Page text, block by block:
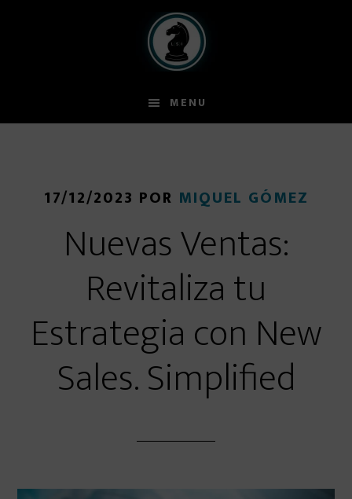
MENU
17/12/2023 POR MIQUEL GÓMEZ
Nuevas Ventas:
Revitaliza tu
Estrategia con New
Sales. Simplified